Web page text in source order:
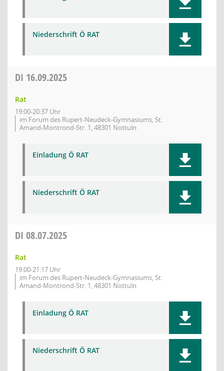
Niederschrift Ö RAT
DI 16.09.2025
Rat
19:00-20:37 Uhr
im Forum des Rupert-Neudeck-Gymnasiums, St.
Amand-Montrond-Str. 1, 48301 Nottuln
Einladung Ö RAT
Niederschrift Ö RAT
DI 08.07.2025
Rat
19:00-21:17 Uhr
im Forum des Rupert-Neudeck-Gymnasiums, St.
Amand-Montrond-Str. 1, 48301 Nottuln
Einladung Ö RAT
Niederschrift Ö RAT